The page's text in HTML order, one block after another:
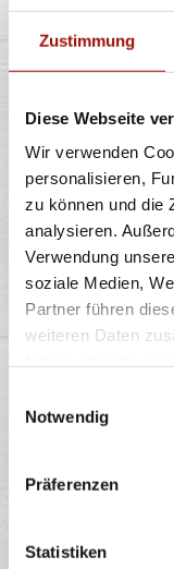
Zustimmung
Diese Webseite
Wir verwenden
personalisieren,
zu können und die
analysieren.
Verwendung
soziale Medien,
Partner führen
weiteren Daten
Notwendig
Präferenzen
Statistiken